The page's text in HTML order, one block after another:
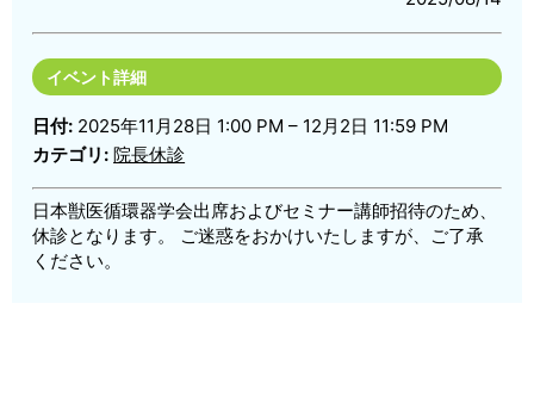
イベント詳細
日付: 2025年11月28日 1:00 PM – 12月2日 11:59 PM
カテゴリ: 院長休診
日本獣医循環器学会出席およびセミナー講師招待のため、
休診となります。 ご迷惑をおかけいたしますが、ご了承
ください。